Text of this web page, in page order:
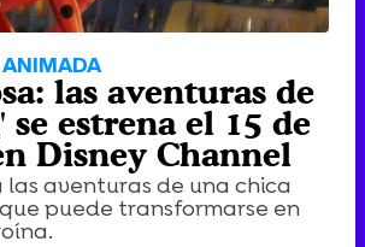
ANIMADA
las aventuras de
se estrena el 15 de
Disney Channel
las aventuras de una chica
puede transformarse en